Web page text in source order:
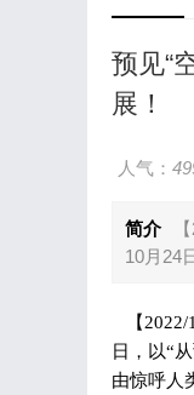
预见“
展！
人气：
简介
10月24
【2022/
日，以“
由惊呼人